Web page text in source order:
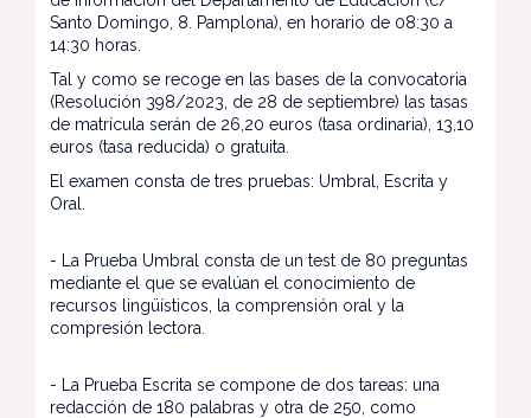
Santo Domingo, 8. Pamplona), en horario de 08:30 a
14:30 horas.
Tal y como se recoge en las bases de la convocatoria
(Resolución 398/2023, de 28 de septiembre) las tasas
de matrícula serán de 26,20 euros (tasa ordinaria), 13,10
euros (tasa reducida) o gratuita.
El examen consta de tres pruebas: Umbral, Escrita y
Oral.
- La Prueba Umbral consta de un test de 80 preguntas
mediante el que se evalúan el conocimiento de
recursos lingüísticos, la comprensión oral y la
compresión lectora.
- La Prueba Escrita se compone de dos tareas: una
redacción de 180 palabras y otra de 250, como